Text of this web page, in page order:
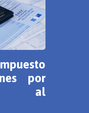
por
al